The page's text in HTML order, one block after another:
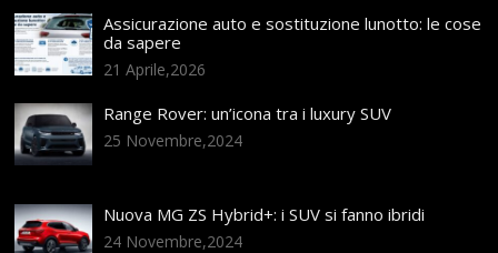
Assicurazione auto e sostituzione lunotto: le cose
da sapere
21 Aprile,2026
Range Rover: un’icona tra i luxury SUV
25 Novembre,2024
Nuova MG ZS Hybrid+: i SUV si fanno ibridi
24 Novembre,2024